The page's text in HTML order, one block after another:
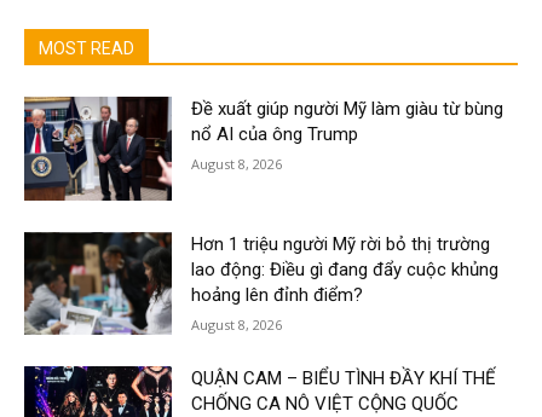
MOST READ
Đề xuất giúp người Mỹ làm giàu từ bùng
nổ AI của ông Trump
August 8, 2026
Hơn 1 triệu người Mỹ rời bỏ thị trường
lao động: Điều gì đang đẩy cuộc khủng
hoảng lên đỉnh điểm?
August 8, 2026
QUẬN CAM – BIỂU TÌNH ĐẦY KHÍ THẾ
CHỐNG CA NÔ VIỆT CỘNG QUỐC